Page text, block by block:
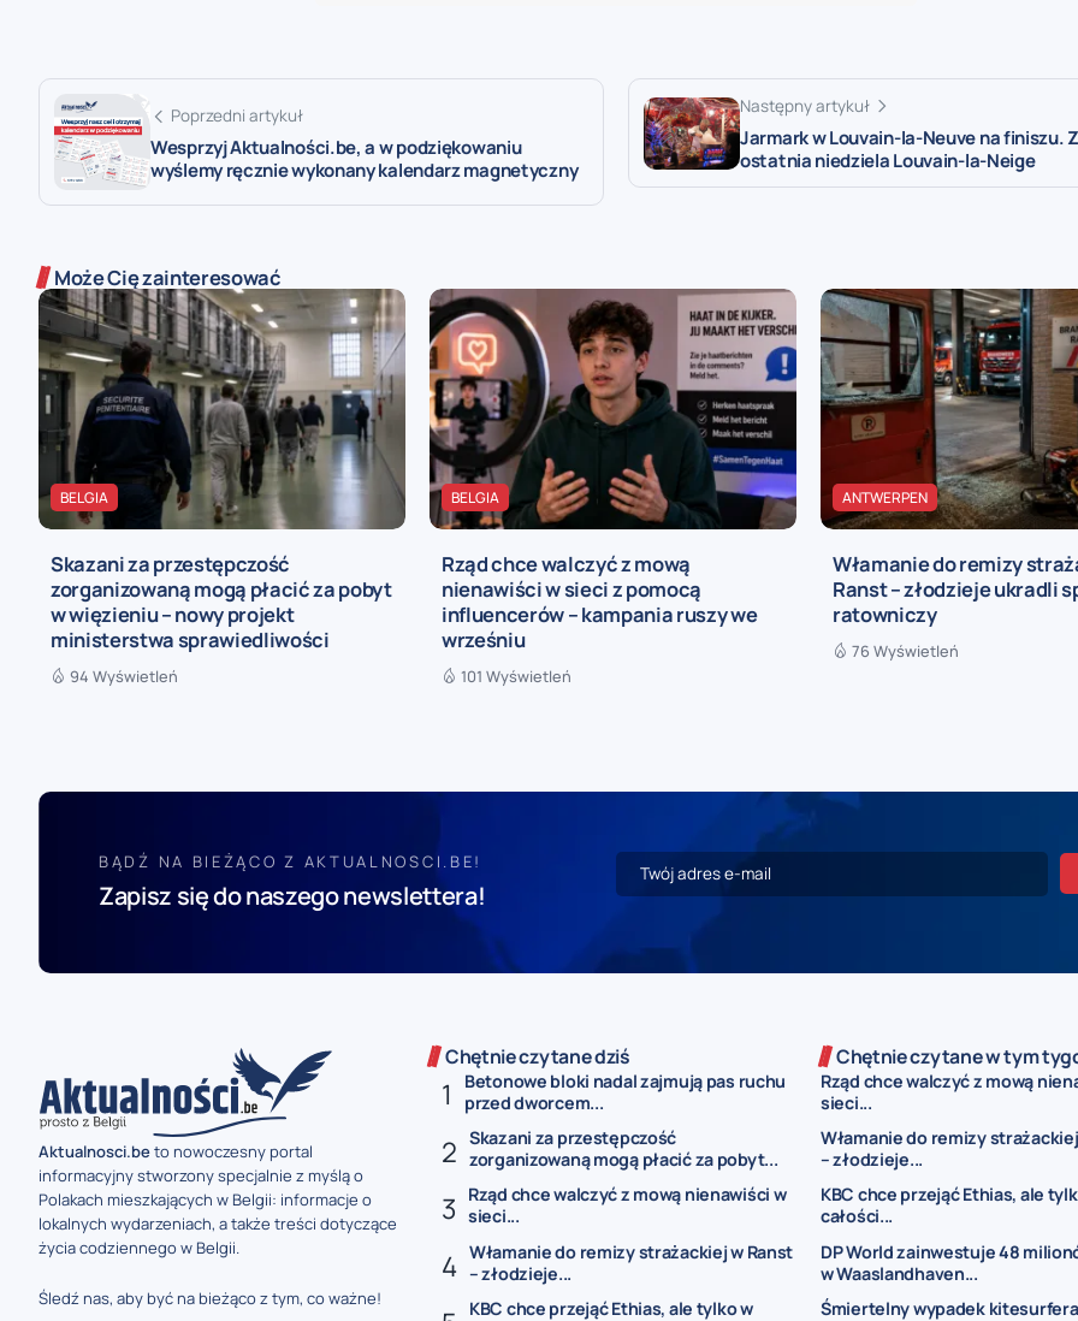
Poprzedni artykuł
Wesprzyj Aktualności.be, a w podziękowaniu
wyślemy ręcznie wykonany kalendarz magnetyczny
Następny artykuł
Jarmark w Louvain-la-Neuve na finiszu.
ostatnia niedziela Louvain-la-Neige
Może Cię zainteresować
BELGIA
Skazani za przestępczość
zorganizowaną mogą płacić za pobyt
w więzieniu – nowy projekt
ministerstwa sprawiedliwości
94 Wyświetleń
BELGIA
Rząd chce walczyć z mową
nienawiści w sieci z pomocą
influencerów – kampania ruszy we
wrześniu
101 Wyświetleń
ANTWERPEN
Włamanie do remizy
Ranst – złodzieje ukradli
ratowniczy
76 Wyświetleń
BĄDŹ NA BIEŻĄCO Z AKTUALNOSCI.BE!
Zapisz się do naszego newslettera!
Aktualnosci.beto nowoczesny portal
informacyjny stworzony specjalnie z myślą o
Polakach mieszkających w Belgii: informacje o
lokalnych wydarzeniach, a także treści dotyczące
życia codziennego w Belgii.
Śledź nas, aby być na bieżąco z tym, co ważne!
Chętnie czytane dziś
Betonowe bloki nadal zajmują pas ruchu
przed dworcem...
Skazani za przestępczość
zorganizowaną mogą płacić za pobyt...
Rząd chce walczyć z mową nienawiści w
sieci...
Włamanie do remizy strażackiej w Ranst
– złodzieje...
KBC chce przejąć Ethias, ale tylko w
Chętnie czytane w tym
Rząd chce walczyć z mową
sieci...
Włamanie do remizy
– złodzieje...
KBC chce przejąć Ethias, ale
całości...
DP World zainwestuje 48
w Waaslandhaven...
Śmiertelny wypadek